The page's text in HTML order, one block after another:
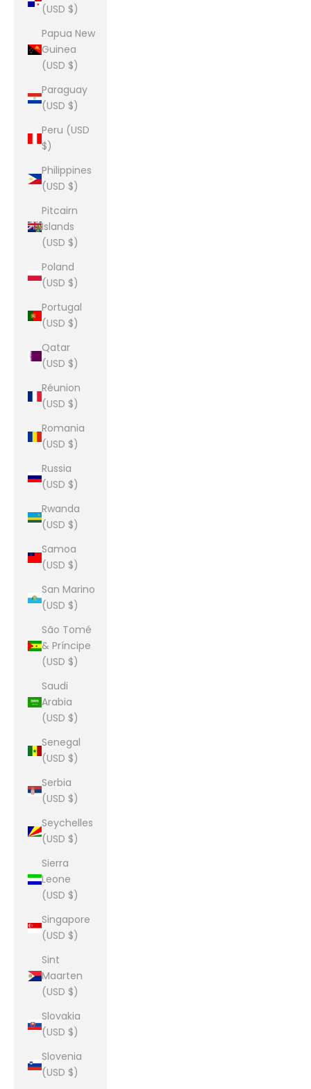
(USD $)
Papua New
Guinea
(USD $)
Paraguay
(USD $)
Peru (USD
$)
Philippines
(USD $)
Pitcairn
Islands
(USD $)
Poland
(USD $)
Portugal
(USD $)
Qatar
(USD $)
Réunion
(USD $)
Romania
(USD $)
Russia
(USD $)
Rwanda
(USD $)
Samoa
(USD $)
San Marino
(USD $)
São Tomé
& Príncipe
(USD $)
Saudi
Arabia
(USD $)
Senegal
(USD $)
Serbia
(USD $)
Seychelles
(USD $)
Sierra
Leone
(USD $)
Singapore
(USD $)
Sint
Maarten
(USD $)
Slovakia
(USD $)
Slovenia
(USD $)